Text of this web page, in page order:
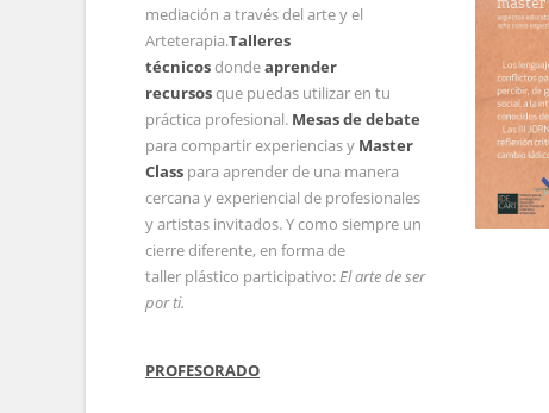
mediación a través del arte y el
Arteterapia.Talleres
técnicosdondeaprender
recursosque puedas utilizar en tu
práctica profesional. Mesas de debate
para compartir experiencias y Master
Class para aprender de una manera
cercana y experiencial de profesionales
y artistas invitados. Y como siempre un
cierre diferente, en forma de
taller plástico participativo:El arte de ser
por ti.
PROFESORADO